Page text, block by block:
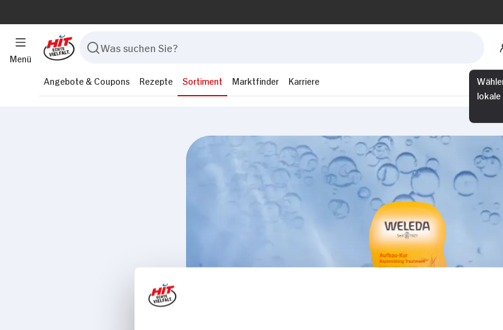
Menü
lokale
Angebote & Coupons Rezepte Sortiment Marktfinder Karriere